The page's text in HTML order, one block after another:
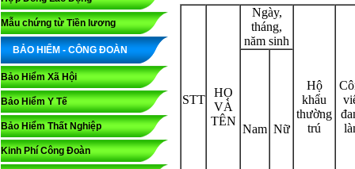
Mẫu chứng từ Tiền lương
BẢO HIỂM - CÔNG ĐOÀN
Bảo Hiểm Xã Hội
Bảo Hiểm Y Tế
Bảo Hiểm Thất Nghiệp
Kinh Phí Công Đoàn
STT
HỌ
VÀ
TÊN
Ngày,
tháng,
năm sinh
Hộ
khẩu
thường
trú
Nam Nữ